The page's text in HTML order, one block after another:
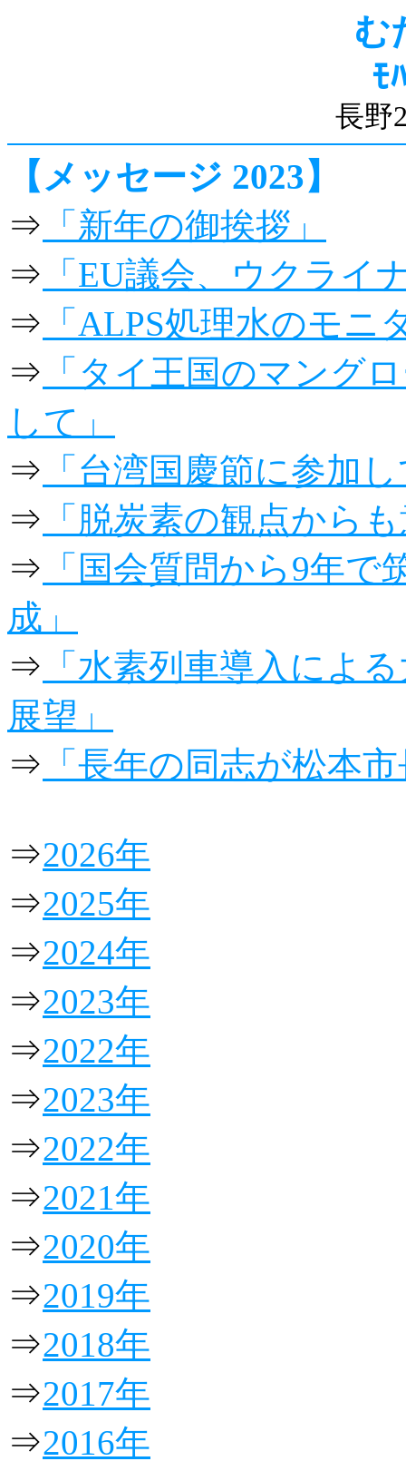
む
ﾓ
長野
【メッセージ 2023】
⇒ 「新年の御挨拶」
⇒ 「EU議会、ウクライ
⇒ 「ALPS処理水のモ
⇒ 「タイ王国のマング
して」
⇒ 「台湾国慶節に参加
⇒ 「脱炭素の観点から
⇒ 「国会質問から9年
成」
⇒ 「水素列車導入によ
展望」
⇒ 「長年の同志が松本
⇒2026年
⇒2025年
⇒2024年
⇒2023年
⇒2022年
⇒2023年
⇒2022年
⇒2021年
⇒2020年
⇒2019年
⇒2018年
⇒2017年
⇒2016年